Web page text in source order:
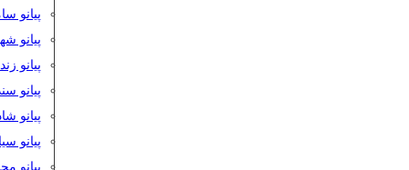
پیانو
پیانو
پیانو
پیانو
پیانو
پیانو
پیانو